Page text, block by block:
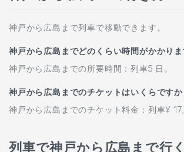
神戸から広島まで列車で移動できます。
神戸から広島までどのくらい時間がかかりま
神戸から広島までの所要時間：列車5 日。
神戸から広島までのチケットはいくらですか
神戸から広島までのチケット料金：列車¥
列車で神戸から広島まで行